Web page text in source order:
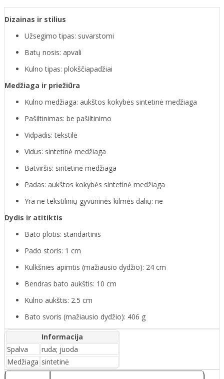
Dizainas ir stilius
Užsegimo tipas: suvarstomi
Batų nosis: apvali
Kulno tipas: plokščiapadžiai
Medžiaga ir priežiūra
Kulno medžiaga: aukštos kokybės sintetinė medžiaga
Pašiltinimas: be pašiltinimo
Vidpadis: tekstilė
Vidus: sintetinė medžiaga
Batviršis: sintetinė medžiaga
Padas: aukštos kokybės sintetinė medžiaga
Yra ne tekstilinių gyvūninės kilmės dalių: ne
Dydis ir atitiktis
Bato plotis: standartinis
Pado storis: 1 cm
Kulkšnies apimtis (mažiausio dydžio): 24 cm
Bendras bato aukštis: 10 cm
Kulno aukštis: 2.5 cm
Bato svoris (mažiausio dydžio): 406 g
Informacija
Spalva
ruda; juoda
Medžiaga sintetinė